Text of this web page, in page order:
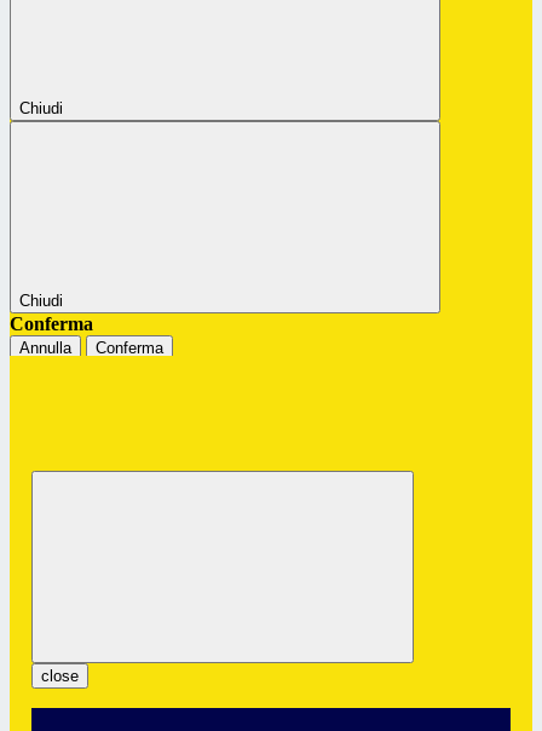
Chiudi
Chiudi
Conferma
Annulla Conferma
close